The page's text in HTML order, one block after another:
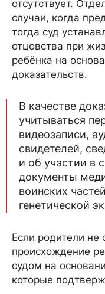
отсутствует.
случаи, когда
тогда суд
отцовства при
ребёнка на
доказательств.
В качестве
учитываться
видеозаписи,
свидетелей,
и об участии в
документы
воинских
генетической
Если родители не
происхождение
судом на
которые